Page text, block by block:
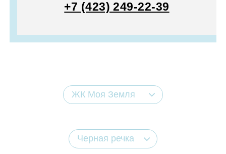
+7 (423) 249-22-39
ЖК Моя Земля
Черная речка